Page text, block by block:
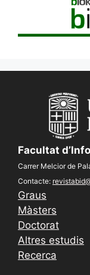
Facultat
Carrer Melcior de
Contacte:
Graus
Màsters
Doctorat
Altres estudis
Recerca